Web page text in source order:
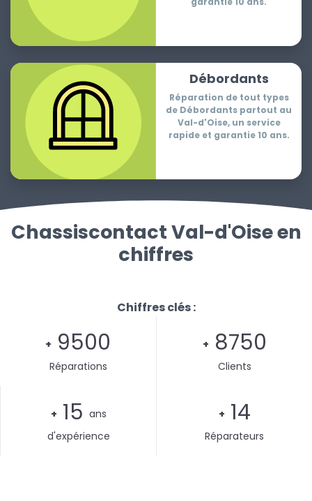
Débordants
Réparation de tout types
de Débordants partout au
Val-d'Oise, un service
rapide et garantie 10 ans.
Chassiscontact Val-d'Oise en
chiffres
Chiffres clés :
+ 9500
Réparations
+ 8750
Clients
+ 15 ans
d'expérience
+ 14
Réparateurs